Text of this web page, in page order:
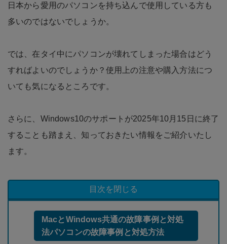
日本から愛用のパソコンを持ち込んで使用している方も
多いのではないでしょうか。
では、在タイ中にパソコンが壊れてしまった場合はどう
すればよいのでしょうか？使用上の注意や購入方法につ
いても気になるところです。
さらに、Windows10のサポートが2025年10月15日に終了
することも踏まえ、知っておきたい情報をご紹介いたし
ます。
目次を閉じる
MacとWindows共通の故障事例と対処
法パソコンの故障事例と対処方法